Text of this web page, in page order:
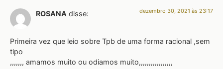
ROSANA disse: dezembro 30, 2021 às 23:17
Primeira vez que leio sobre Tpb de uma forma racional ,sem
tipo
,,,,,,, amamos muito ou odiamos muito,,,,,,,,,,,,,,,,,